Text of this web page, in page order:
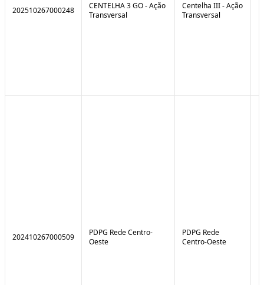
202510267000248
CENTELHA 3 GO - Ação
Transversal
Centelha III - Ação
Transversal
202410267000509
PDPG Rede Centro-
Oeste
PDPG Rede
Centro-Oeste